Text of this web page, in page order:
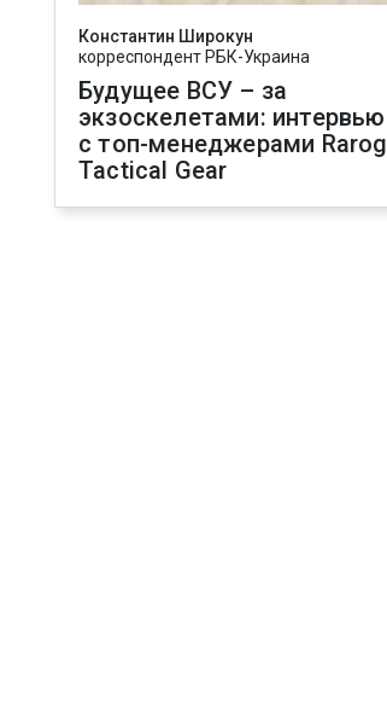
Константин Широкун
корреспондент РБК-Украина
Будущее ВСУ – за
экзоскелетами: интервью
с топ-менеджерами Rarog
Tactical Gear